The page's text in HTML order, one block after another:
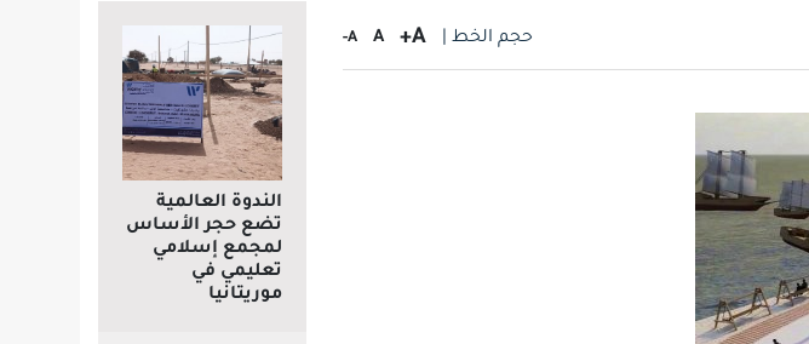
حجم الخط | A+
A
A-
الندوة العالمية
تضع حجر الأساس
لمجمع إسلامي
تعليمي في
موريتانيا